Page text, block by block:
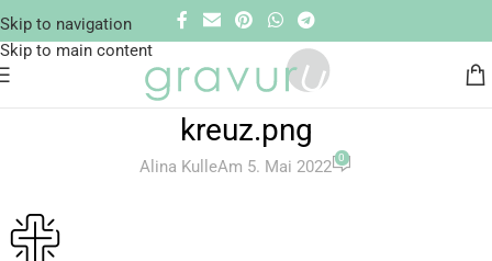
Skip to navigation
Skip to main content
kreuz.png
Alina KulleAm 5. Mai 2022 0